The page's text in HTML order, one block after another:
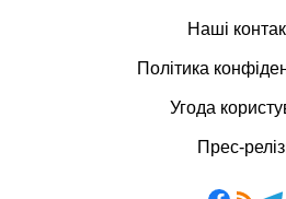
Наші
Політика
Угода
Прес-